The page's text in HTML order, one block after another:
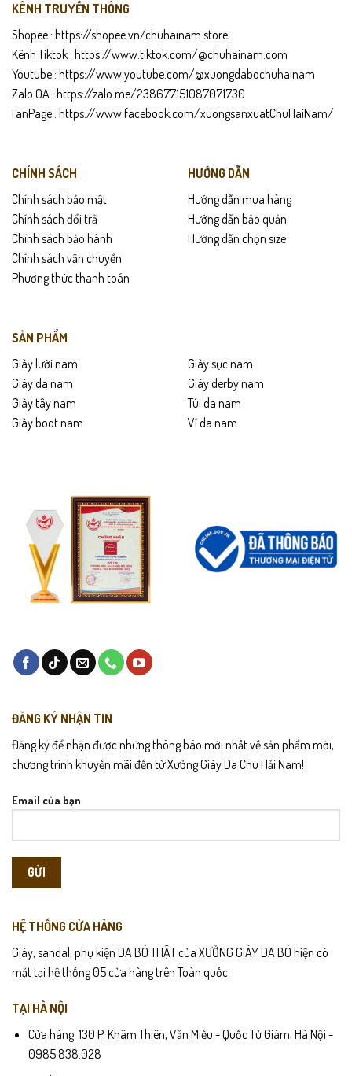
KÊNH TRUYỀN THÔNG
Shopee : https://shopee.vn/chuhainam.store
Kênh Tiktok : https://www.tiktok.com/@chuhainam.com
Youtube : https://www.youtube.com/@xuongdabochuhainam
Zalo OA : https://zalo.me/238677151087071730
FanPage : https://www.facebook.com/xuongsanxuatChuHaiNam/
CHÍNH SÁCH
Chính sách bảo mật
Chính sách đổi trả
Chính sách bảo hành
Chính sách vận chuyển
Phương thức thanh toán
HƯỚNG DẪN
Hướng dẫn mua hàng
Hướng dẫn bảo quản
Hướng dẫn chọn size
SẢN PHẨM
Giày lười nam
Giày da nam
Giày tây nam
Giày boot nam
Giày sục nam
Giày derby nam
Túi da nam
Ví da nam
ĐĂNG KÝ NHẬN TIN
Đăng ký để nhận được những thông báo mới nhất về sản phẩm mới,
chương trình khuyến mãi đến từ Xưởng Giày Da Chu Hải Nam!
Email của bạn
HỆ THỐNG CỬA HÀNG
Giày, sandal, phụ kiện DA BÒ THẬT của XƯỞNG GIÀY DA BÒ hiện có
mặt tại hệ thống 05 cửa hàng trên Toàn quốc.
TẠI HÀ NỘI
Cửa hàng: 130 P. Khâm Thiên, Văn Miếu - Quốc Tử Giám, Hà Nội -
0985.838.028